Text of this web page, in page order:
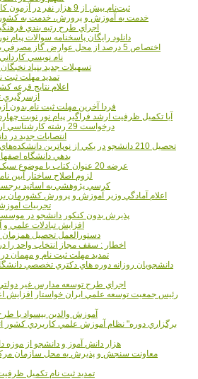
ثبت‌نام بيش از 9 هزار نفر در آزمون کارداني فني و حرفه‌اي
خدمت به آموزش و پرورش، خدمت به
اجراي طرح رتبه بندي
دانلود رایگان پاسخنامه سوالات پیام نور
اختصاص 5 درصد از محل عوارض گاز مصرفي براي نوسازي مدارس
نام نويسي
تسهيلات جديد بنياد
تمديد مهلت ثبت
اعلام نتايج قرعه
ازسرگيري
فردا آخرین مهلت ثبت نام بدون
آیا تکمیل ظرفیت ارشد فراگیر پیام نور نوبت
درخواست 29 رشته کارشناسي ارشد بررسي مي شود
انتصابات جديد در
تحصيل 210 دانشجو در يکي از نوپاترين دانشکده‌هاي علوم پزشکي کشور
بدهي دانشگاه
عرضه 20 عنوان کتاب با موضوع سبک زندگي به دانشگاه‌ها
لزوم اصلاح ساختار آيين
18 کرسي پژوهشي به اساتيد
اعلام آمادگي وزير آموزش و پرورش کشورمان
تجربيات
پذيرش بدون کنکور دانشجو در
افزايش تبادلات علمي
دستورالعمل تحصیل همزمان
اخطار : سقف مجاز انتخاب واحد را
تمدید مهلت ثبت نام و مهمان در
دانشجويان روزانه دوره هاي دكتري تخصصي
اجراي طرح توسعه مدارس غير دولتي در 27 استان
رئيس جمعيت توسعه علمي ايران خواستار افزايش
آموزش والدين بيسواد با
برگزاري دوره" نظام آموزش علمي كاربردي كشور
40 هزار دانش آموز و دانشجو از موزه
معاونت سنجش و پذيرش به محل سازمان
تمديد ثبت نام تکميل